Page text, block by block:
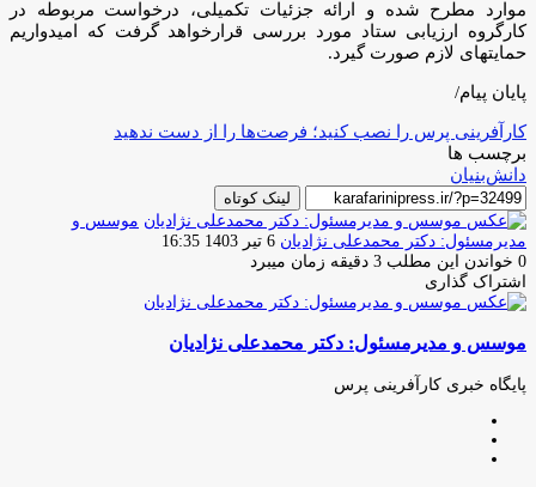
موارد مطرح شده و ارائه جزئیات تکمیلی، درخواست مربوطه در
کارگروه ارزیابی ستاد مورد بررسی قرارخواهد گرفت که امیدواریم
حمایتهای لازم صورت گیرد.
پایان پیام/
کارآفرینی پرس را نصب کنید؛ فرصت‌ها را از دست ندهید
برچسب ها
دانش‌بنیان
لینک کوتاه
موسس و
مدیرمسئول: دکتر محمدعلی نژادیان ارسال
ایمیل
6 تیر 1403 16:35
0 خواندن این مطلب 3 دقیقه زمان میبرد
اشتراک گذاری
فیس
توئیتر
لینکدین
واتس
تلگرام
اشتراک
از
ایمیل
چاپ
موسس و مدیرمسئول: دکتر محمدعلی نژادیان
پایگاه خبری کارآفرینی پرس